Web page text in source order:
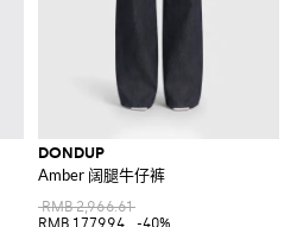
DONDUP
Amber 阔腿牛仔裤
RMB 2,966.61
RMB 1,779.94
-40%